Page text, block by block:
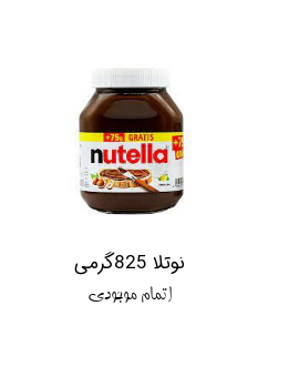
نوتلا 825گرمی
اتمام موجودی